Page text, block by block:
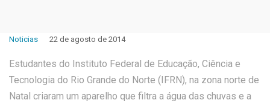
Noticias 22 de agosto de 2014
Estudantes do Instituto Federal de Educação, Ciência e
Tecnologia do Rio Grande do Norte (IFRN), na zona norte de
Natal criaram um aparelho que filtra a água das chuvas e a